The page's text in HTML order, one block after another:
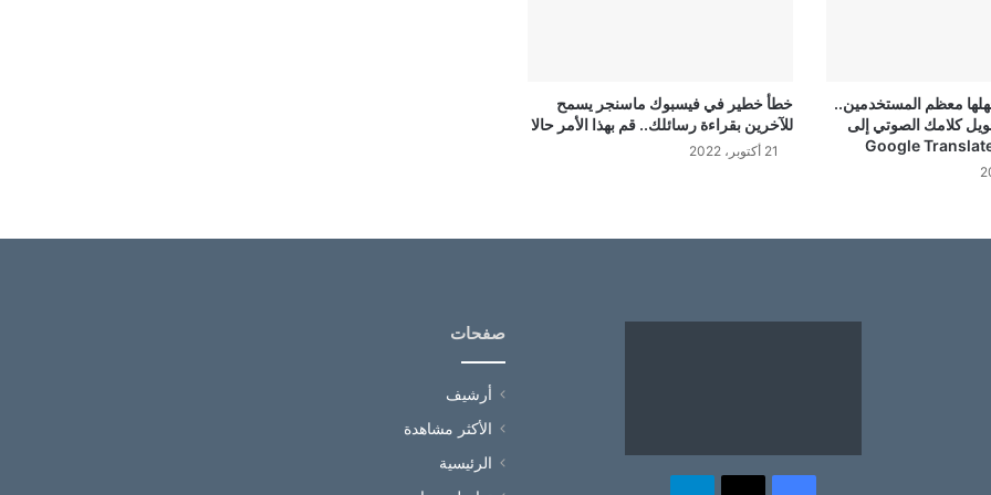
معظم المستخدمين..
كلامك الصوتي إلى
خطأ خطير في فيسبوك ماسنجر يسمح
للآخرين بقراءة رسائلك.. قم بهذا الأمر حالا
21 أكتوبر، 2022
صفحات
أرشيف
الأكثر مشاهدة
الرئيسية